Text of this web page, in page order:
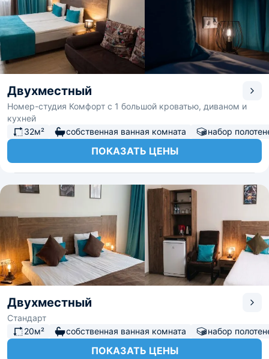
Двухместный
Номер-студия Комфорт с 1 большой кроватью, диваном и
кухней
32м²
собственная ванная комната набор
ПОКАЗАТЬ ЦЕНЫ
Двухместный
Стандарт
20м²
собственная ванная комната набор
ПОКАЗАТЬ ЦЕНЫ